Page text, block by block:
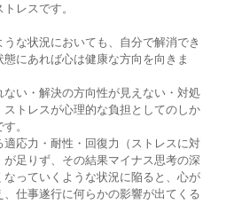
レスです。
な状況においても、自分で解消でき
にあれば心は健康な方向を向きま
い・解決の方向性が見えない・対処
トレスが心理的な負担としてのしか
。
応力・耐性・回復力（ストレスに対
足りず、その結果マイナス思考の深
っていくような状況に陥ると、心が
仕事遂行に何らかの影響が出てくる